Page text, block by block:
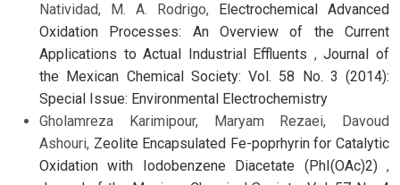
Natividad, M. A. Rodrigo,
Electrochemical Advanced
Oxidation Processes: An Overview of the Current
Applications to Actual Industrial Effluents ,Journal of
the Mexican Chemical Society: Vol. 58 No. 3 (2014):
Special Issue: Environmental Electrochemistry
Gholamreza Karimipour, Maryam Rezaei, Davoud
Ashouri, Zeolite Encapsulated Fe-poprhyrin for Catalytic
Oxidation with Iodobenzene Diacetate (PhI(OAc)2) ,